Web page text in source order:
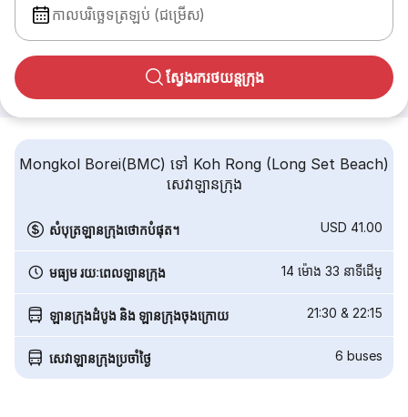
កាលបរិច្ឆេទត្រឡប់ (ជម្រើស)
ស្វែងរករថយន្តក្រុង
Mongkol Borei(BMC) ទៅ Koh Rong (Long Set Beach)
សេវាឡានក្រុង
សំបុត្រឡានក្រុងថោកបំផុត។ USD 41.00
មធ្យម រយៈពេលឡានក្រុង 14 ម៉ោង 33 នាទី​ដើម្
ឡានក្រុងដំបូង និង ឡានក្រុងចុងក្រោយ 21:30 & 22:15
សេវាឡានក្រុងប្រចាំថ្ងៃ 6 buses